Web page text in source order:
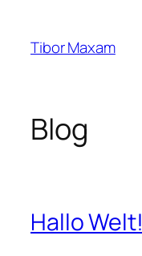
springen
Tibor Maxam
Blog
Hallo Welt!